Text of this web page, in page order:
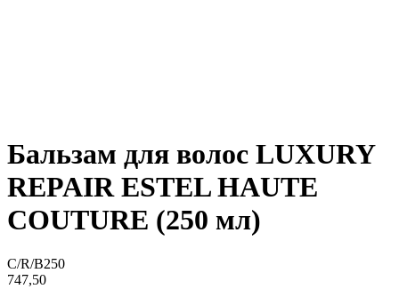
Бальзам для волос LUXURY
REPAIR ESTEL HAUTE
COUTURE (250 мл)
C/R/B250
747,50